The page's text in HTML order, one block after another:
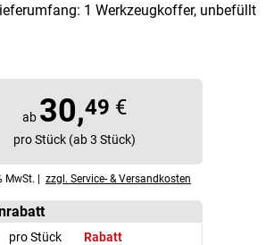
1 Werkzeugkoffer, unbefüllt
ab 30,49 €
pro Stück (ab 3 Stück)
MwSt. | zzgl. Service- & Versandkosten
pro Stück
Rabatt